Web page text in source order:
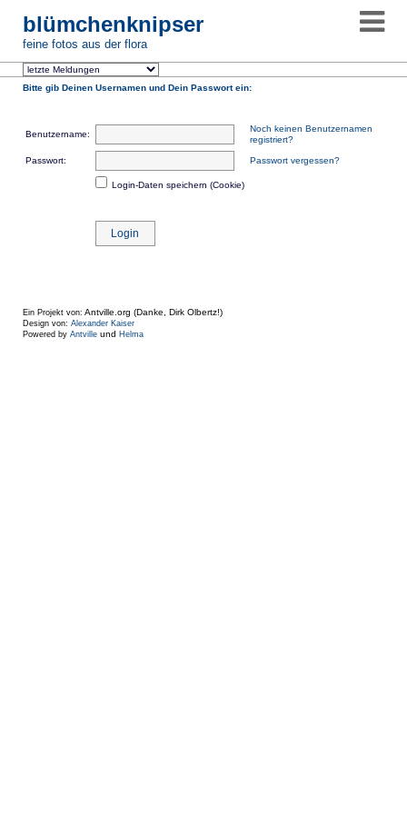
blümchenknipser
feine fotos aus der flora
Bitte gib Deinen Usernamen und Dein Passwort ein:
Benutzername:
Noch keinen Benutzernamen
registriert?
Passwort: Passwort vergessen?
Login-Daten speichern (Cookie)
Ein Projekt von: Antville.org (Danke, Dirk Olbertz!)
Design von: Alexander Kaiser
Powered by Antville und Helma